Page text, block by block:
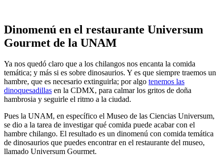
Dinomenú en el restaurante Universum
Gourmet de la UNAM
Ya nos quedó claro que a los chilangos nos encanta la comida
temática; y más si es sobre dinosaurios. Y es que siempre traemos un
hambre, que es necesario extinguirla; por algo tenemos las
dinoquesadillas en la CDMX, para calmar los gritos de doña
hambrosia y seguirle el ritmo a la ciudad.
Pues la UNAM, en específico el Museo de las Ciencias Universum,
se dio a la tarea de investigar qué comida puede acabar con el
hambre chilango. El resultado es un dinomenú con comida temática
de dinosaurios que puedes encontrar en el restaurante del museo,
llamado Universum Gourmet.